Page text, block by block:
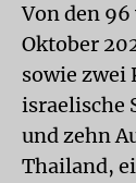
Von den
Oktober
sowie zwei
israelische
und zehn
Thailand,